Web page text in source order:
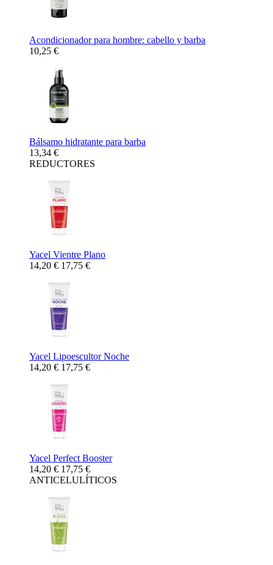
Acondicionador para hombre: cabello y barba
10,25 €
Bálsamo hidratante para barba
13,34 €
REDUCTORES
Yacel Vientre Plano
14,20 € 17,75 €
Yacel Lipoescultor Noche
14,20 € 17,75 €
Yacel Perfect Booster
14,20 € 17,75 €
ANTICELULÍTICOS